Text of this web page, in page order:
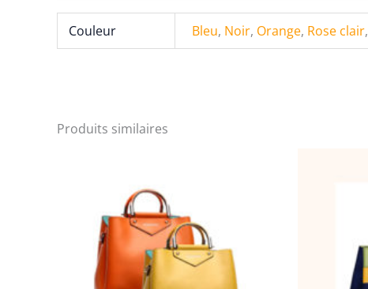
Couleur Bleu, Noir, Orange, Rose clair,
Produits similaires